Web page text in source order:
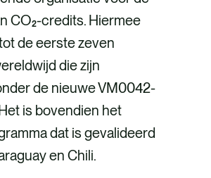
a
e
-
m
a
i
l
CO₂-credits. Hiermee
de eerste zeven
die zijn
de nieuwe VM0042-
is bovendien het
dat is gevalideerd
en Chili.